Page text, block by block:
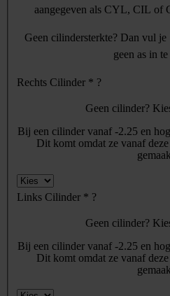
aangegeven als CYL, CIL of
Geen cilindersterkte? Dan vul je
geen as in
Rechts Cilinder * ?
Geen cilinder?
Bij een cilinder vanaf -2.25 en
Dit komt omdat ze vanaf
Links Cilinder * ?
Geen cilinder?
Bij een cilinder vanaf -2.25 en
Dit komt omdat ze vanaf